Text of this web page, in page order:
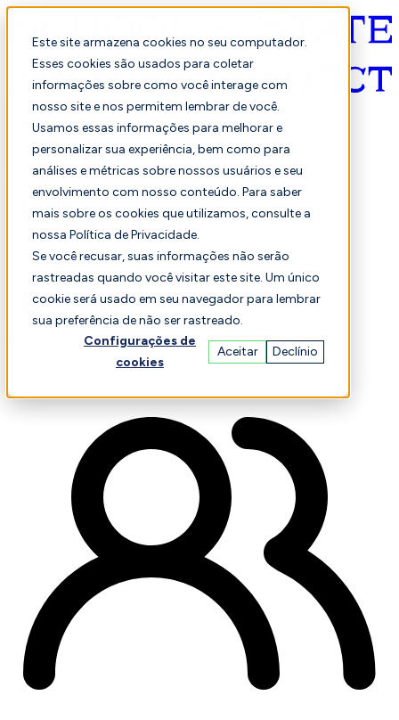
Este site armazena cookies no seu computador.
Esses cookies são usados para coletar
informações sobre como você interage com
nosso site e nos permitem lembrar de você.
Usamos essas informações para melhorar e
personalizar sua experiência, bem como para
análises e métricas sobre nossos usuários e seu
envolvimento com nosso conteúdo. Para saber
mais sobre os cookies que utilizamos, consulte a
nossa Política de Privacidade.
Se você recusar, suas informações não serão
rastreadas quando você visitar este site. Um único
cookie será usado em seu navegador para lembrar
sua preferência de não ser rastreado.
Configurações de
cookies
Aceitar Declínio
Português
Selecionado Comparação
Finança Desempenho